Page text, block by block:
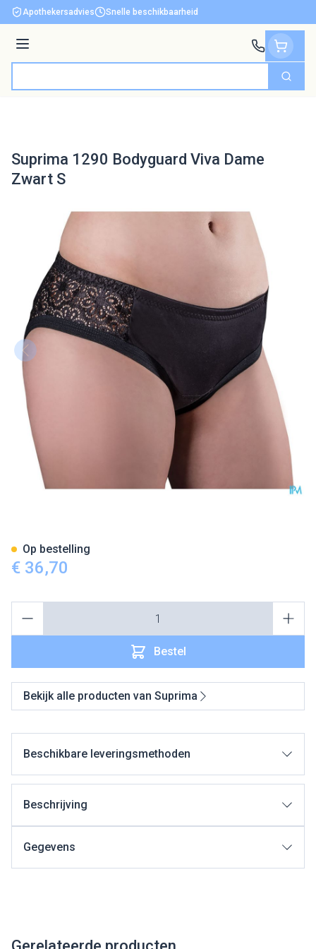
Ga naar de inhoud
Apothekersadvies Snelle beschikbaarheid
Menu
Zoek
Suprima 1290 Bodyguard Viva Dame
Zwart S
€ 36,70
Bestel
Op bestelling
Bekijk alle producten van Suprima
Beschikbare leveringsmethoden
Beschrijving
Gegevens